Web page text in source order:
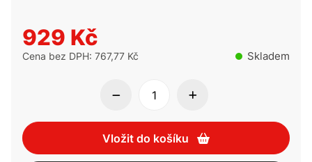
929 Kč
Cena bez DPH: 767,77 Kč Skladem
Vložit do košíku